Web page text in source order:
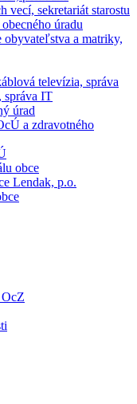
vecí, sekretariát starostu
úradu
obyvateľstva a matriky,
televízia, správa
správa IT
úrad
a zdravotného
obce
Lendak, p.o.